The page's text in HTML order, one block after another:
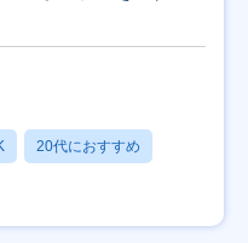
20代におすすめ